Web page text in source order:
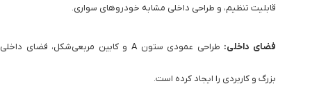
قابلیت تنظیم، و طراحی داخلی مشابه خودروهای سواری.
فضای داخلی: طراحی عمودی ستون A و کابین مربعی‌شکل، فضای داخلی
بزرگ و کاربردی را ایجاد کرده است.